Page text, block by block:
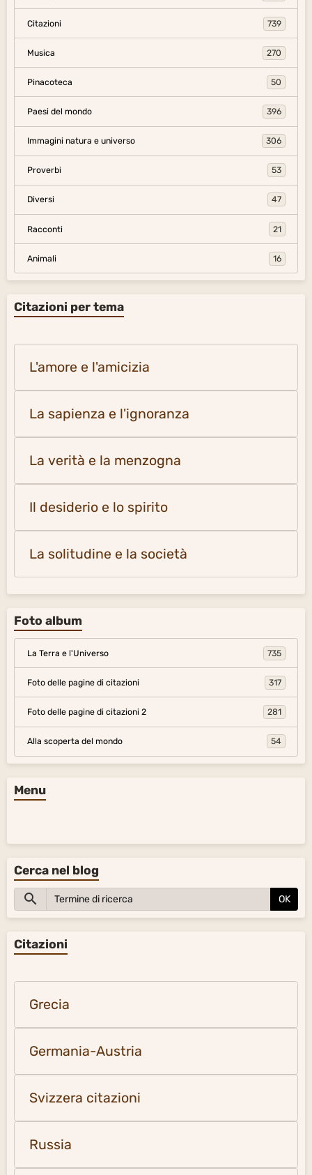
Citazioni 739
Musica 270
Pinacoteca 50
Paesi del mondo 396
Immagini natura e universo 306
Proverbi 53
Diversi 47
Racconti 21
Animali 16
Citazioni per tema
L'amore e l'amicizia
La sapienza e l'ignoranza
La verità e la menzogna
Il desiderio e lo spirito
La solitudine e la società
Foto album
La Terra e l'Universo 735
Foto delle pagine di citazioni 317
Foto delle pagine di citazioni 2 281
Alla scoperta del mondo 54
Menu
Cerca nel blog
OK
Citazioni
Grecia
Germania-Austria
Svizzera citazioni
Russia